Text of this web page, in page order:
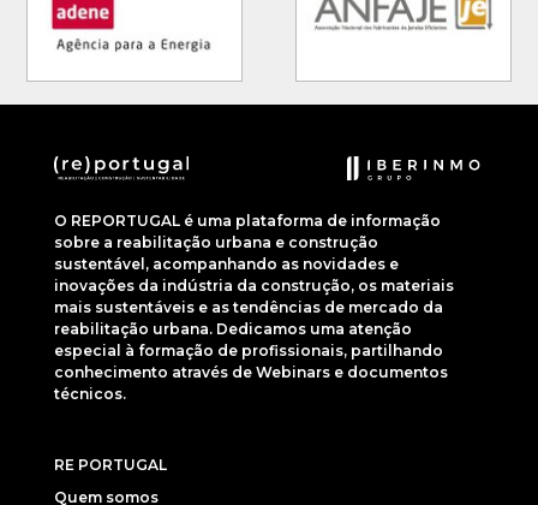
O REPORTUGAL é uma plataforma de informação
sobre a reabilitação urbana e construção
sustentável, acompanhando as novidades e
inovações da indústria da construção, os materiais
mais sustentáveis e as tendências de mercado da
reabilitação urbana. Dedicamos uma atenção
especial à formação de profissionais, partilhando
conhecimento através de Webinars e documentos
técnicos.
RE PORTUGAL
Quem somos